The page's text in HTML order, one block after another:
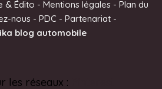
& Édito - Mentions légales - Plan du
nous - PDC - Partenariat -
blog automobile
les réseaux :